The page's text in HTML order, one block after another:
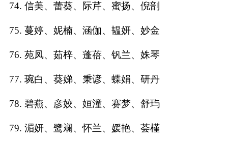
74. 信美、蕾葵、际芹、蜜扬、倪剖
75. 蔓婷、妮楠、涵伽、韫妍、妙金
76. 苑凤、茹梓、蓬蓓、钒兰、姝琴
77. 琬白、葵娣、秉谚、蝶娟、研丹
78. 碧燕、彦姣、姮潼、赛梦、舒玙
79. 湄妍、鹭斓、怀兰、媛艳、荟槿